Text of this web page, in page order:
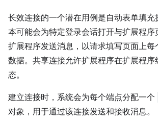
长效连接的一个潜在用例是自动表单填充
本可能会为特定登录会话打开与扩展程序
扩展程序发送消息，以请求填写页面上
数据。共享连接允许扩展程序在扩展程序
态。
建立连接时，系统会为每个端点分配一个
对象，用于通过该连接发送和接收消息。